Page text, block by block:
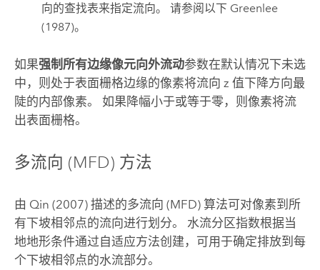
向的查找表来指定流向。 请参阅以下 Greenlee
(1987)。
如果强制所有边缘像元向外流动参数在默认情况下未选
中，则处于表面栅格边缘的像素将流向 z 值下降方向最
陡的内部像素。 如果降幅小于或等于零，则像素将流
出表面栅格。
多流向 (MFD) 方法
由 Qin (2007) 描述的多流向 (MFD) 算法可对像素到所
有下坡相邻点的流向进行划分。 水流分区指数根据当
地地形条件通过自适应方法创建，可用于确定排放到每
个下坡相邻点的水流部分。